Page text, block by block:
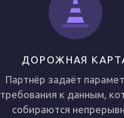
ДОРОЖНАЯ
Партнёр задаёт
требования к данным,
собираются